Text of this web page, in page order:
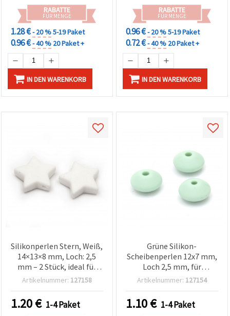
finden Sie in
unserer
Cookie-
Richtlinie
sowie in der
Datenschutzerklärung.
Ohne Ihre
Einwilligung
werden nur
technisch
notwendige
Cookies
Impressum
Alle
RABATTE
FÜR MENGE
1.28 €- 20 %5-19 Paket
0.96 €- 40 % 20 Paket +
IN DEN WARENKORB
RABATTE
FÜR MENGE
0.96 €- 20 %5-19 Paket
0.72 €- 40 % 20 Paket +
IN DEN WARENKORB
Silikonperlen Stern, Weiß,
14×13×8 mm, Loch: 2,5
mm – 2 Stück, ideal für
Schmuckherstellung &
Artikelnummer: 127158
1.20€ 1-4 Paket
Grüne Silikon-
Scheibenperlen 12x7 mm,
Loch 2,5 mm, für
Schmuckherstellung und
Artikelnummer: 127154
1.10€ 1-4 Paket